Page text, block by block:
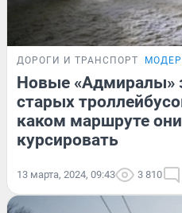
ДОРОГИ И ТРАНСПОРТ
Новые «Адмиралы»
старых
каком маршруте
курсировать
13 марта, 2024, 09:43 3 810